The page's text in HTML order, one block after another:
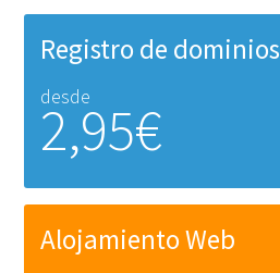
Registro de dominios
desde
2,95€
Alojamiento Web